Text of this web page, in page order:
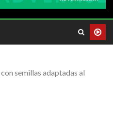
semillas adaptadas al